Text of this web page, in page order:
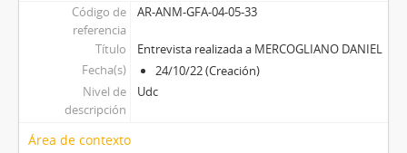
Código de
referencia
AR-ANM-GFA-04-05-33
Título
Entrevista realizada a MERCOGLIANO DANIEL
Fecha(s)
24/10/22 (Creación)
Nivel de
descripción
Udc
Área de contexto